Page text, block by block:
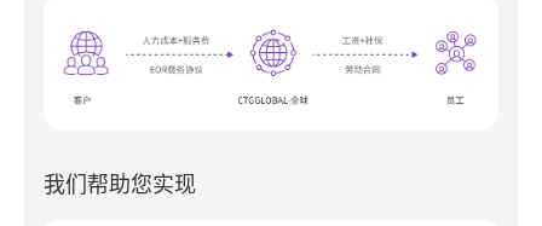
我们帮助您实现